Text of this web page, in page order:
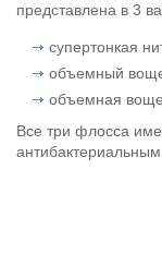
представлена в 3
супертонкая
объемный
объемная
Все три флосса